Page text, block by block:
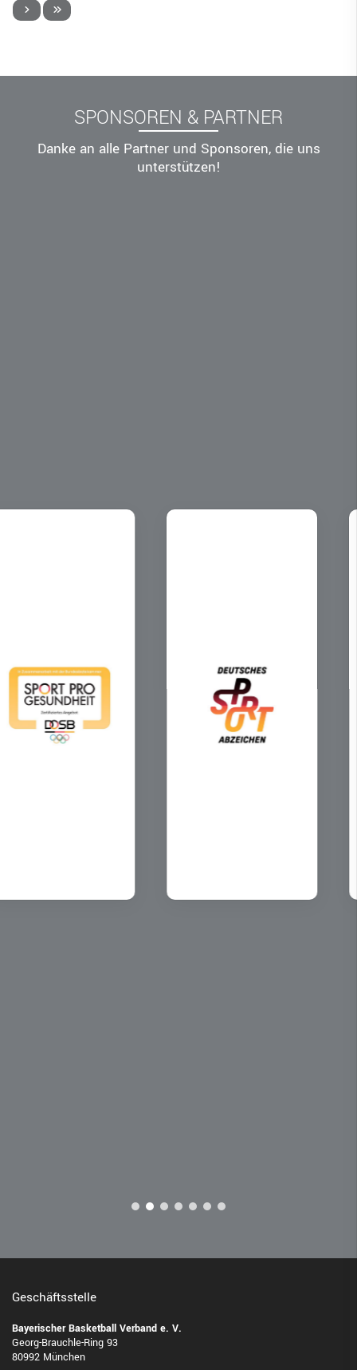
SPONSOREN & PARTNER
Danke an alle Partner und Sponsoren, die uns
unterstützen!
Geschäftsstelle
Bayerischer Basketball Verband e. V.
Georg-Brauchle-Ring 93
80992 München